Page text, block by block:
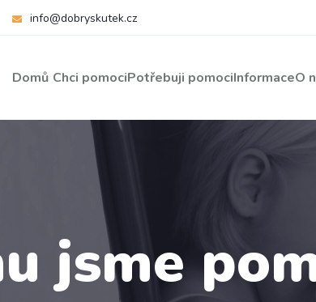
info@dobryskutek.cz
Domů Chci pomociPotřebuji pomociInformaceO
jsme